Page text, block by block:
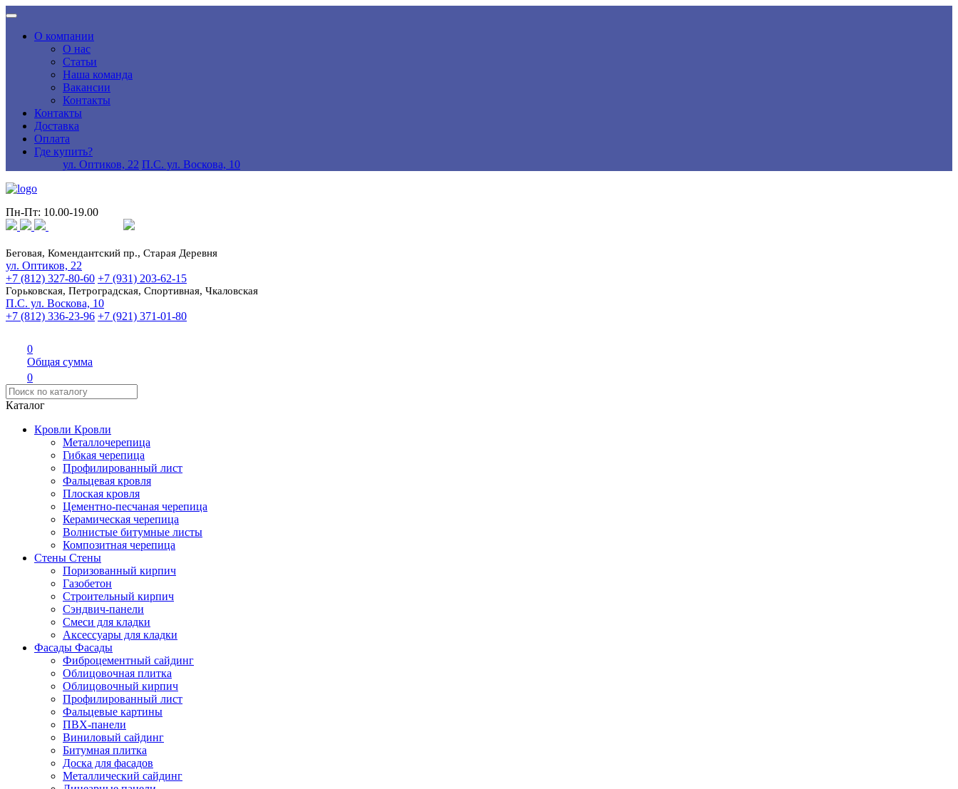
О компании
О нас
Статьи
Наша команда
Вакансии
Контакты
Контакты
Доставка
Оплата
Где купить?
ул. Оптиков, 22 П.С. ул. Воскова, 10
Пн-Пт: 10.00-19.00
Беговая, Комендантский пр., Старая Деревня
ул. Оптиков, 22
+7 (812) 327-80-60 +7 (931) 203-62-15
Горьковская, Петроградская, Спортивная, Чкаловская
П.С. ул. Воскова, 10
+7 (812) 336-23-96 +7 (921) 371-01-80
0
Общая сумма
0
Каталог
Кровли Кровли
Металлочерепица
Гибкая черепица
Профилированный лист
Фальцевая кровля
Плоская кровля
Цементно-песчаная черепица
Керамическая черепица
Волнистые битумные листы
Композитная черепица
Стены Стены
Поризованный кирпич
Газобетон
Строительный кирпич
Сэндвич-панели
Смеси для кладки
Аксессуары для кладки
Фасады Фасады
Фиброцементный сайдинг
Облицовочная плитка
Облицовочный кирпич
Профилированный лист
Фальцевые картины
ПВХ-панели
Виниловый сайдинг
Битумная плитка
Доска для фасадов
Металлический сайдинг